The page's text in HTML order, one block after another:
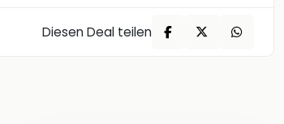
Diesen Deal teilen